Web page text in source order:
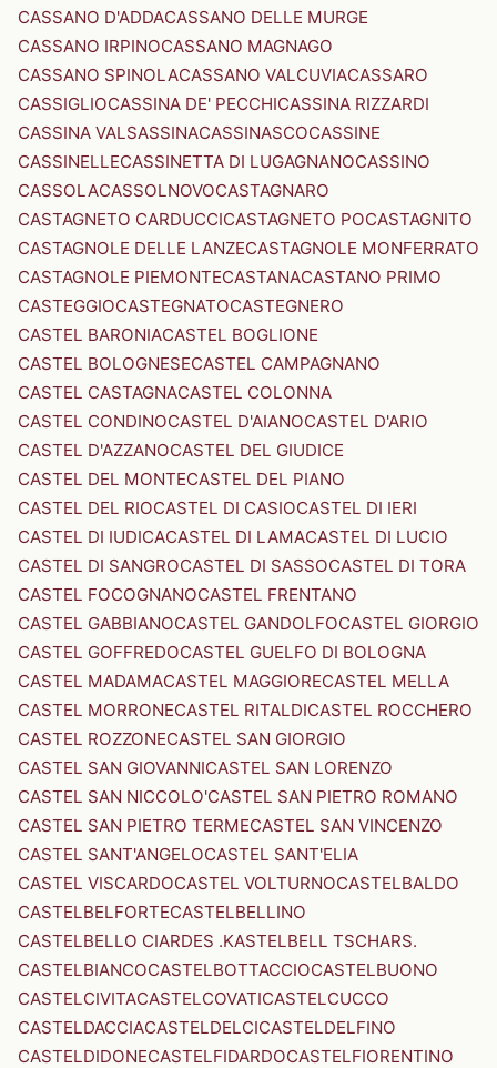
CASSANO D'ADDACASSANO DELLE MURGE
CASSANO IRPINOCASSANO MAGNAGO
CASSANO SPINOLACASSANO VALCUVIACASSARO
CASSIGLIOCASSINA DE' PECCHICASSINA RIZZARDI
CASSINA VALSASSINACASSINASCOCASSINE
CASSINELLECASSINETTA DI LUGAGNANOCASSINO
CASSOLACASSOLNOVOCASTAGNARO
CASTAGNETO CARDUCCICASTAGNETO POCASTAGNITO
CASTAGNOLE DELLE LANZECASTAGNOLE MONFERRATO
CASTAGNOLE PIEMONTECASTANACASTANO PRIMO
CASTEGGIOCASTEGNATOCASTEGNERO
CASTEL BARONIACASTEL BOGLIONE
CASTEL BOLOGNESECASTEL CAMPAGNANO
CASTEL CASTAGNACASTEL COLONNA
CASTEL CONDINOCASTEL D'AIANOCASTEL D'ARIO
CASTEL D'AZZANOCASTEL DEL GIUDICE
CASTEL DEL MONTECASTEL DEL PIANO
CASTEL DEL RIOCASTEL DI CASIOCASTEL DI IERI
CASTEL DI IUDICACASTEL DI LAMACASTEL DI LUCIO
CASTEL DI SANGROCASTEL DI SASSOCASTEL DI TORA
CASTEL FOCOGNANOCASTEL FRENTANO
CASTEL GABBIANOCASTEL GANDOLFOCASTEL GIORGIO
CASTEL GOFFREDOCASTEL GUELFO DI BOLOGNA
CASTEL MADAMACASTEL MAGGIORECASTEL MELLA
CASTEL MORRONECASTEL RITALDICASTEL ROCCHERO
CASTEL ROZZONECASTEL SAN GIORGIO
CASTEL SAN GIOVANNICASTEL SAN LORENZO
CASTEL SAN NICCOLO'CASTEL SAN PIETRO ROMANO
CASTEL SAN PIETRO TERMECASTEL SAN VINCENZO
CASTEL SANT'ANGELOCASTEL SANT'ELIA
CASTEL VISCARDOCASTEL VOLTURNOCASTELBALDO
CASTELBELFORTECASTELBELLINO
CASTELBELLO CIARDES .KASTELBELL TSCHARS.
CASTELBIANCOCASTELBOTTACCIOCASTELBUONO
CASTELCIVITACASTELCOVATICASTELCUCCO
CASTELDACCIACASTELDELCICASTELDELFINO
CASTELDIDONECASTELFIDARDOCASTELFIORENTINO